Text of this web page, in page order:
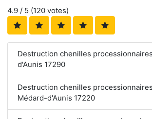
4.9 / 5 (120 votes)
Destruction chenilles
d'Aunis 17290
Destruction chenilles
Médard-d'Aunis 17220